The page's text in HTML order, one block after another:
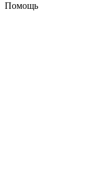
Помощь